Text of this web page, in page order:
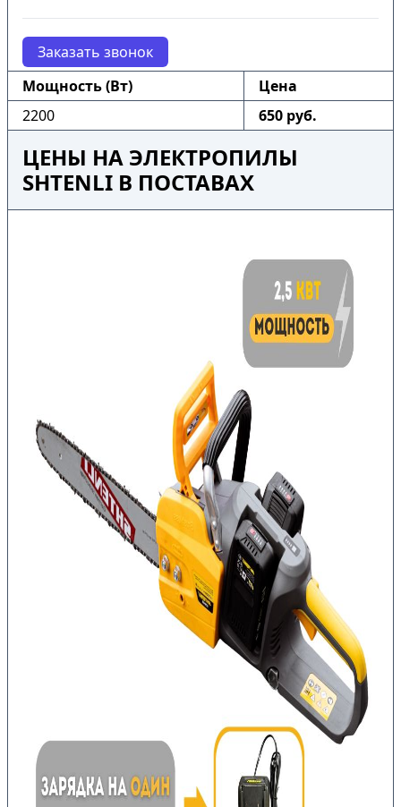
Заказать звонок
Мощность (Вт)
Цена
2200
650 руб.
ЦЕНЫ НА ЭЛЕКТРОПИЛЫ
SHTENLI В ПОСТАВАХ